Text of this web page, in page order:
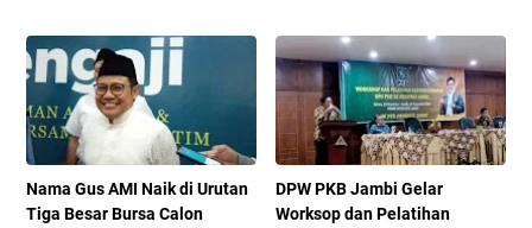
Nama Gus AMI Naik di Urutan
Tiga Besar Bursa Calon
DPW PKB Jambi Gelar
Worksop dan Pelatihan